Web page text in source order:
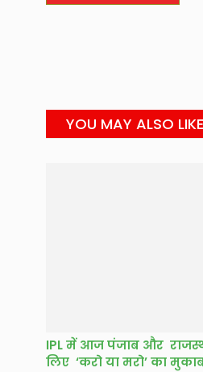
YOU MAY ALSO LIKE
IPL में आज पंजाब और
लिए ‘करो या मरो’ का